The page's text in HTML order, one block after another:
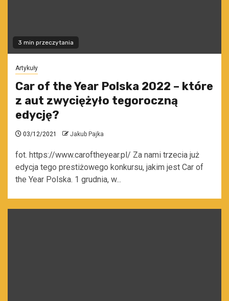
3 min przeczytania
Artykuły
Car of the Year Polska 2022 – które
z aut zwyciężyło tegoroczną
edycję?
03/12/2021 Jakub Pajka
fot. https://www.caroftheyear.pl/ Za nami trzecia już
edycja tego prestiżowego konkursu, jakim jest Car of
the Year Polska. 1 grudnia, w...